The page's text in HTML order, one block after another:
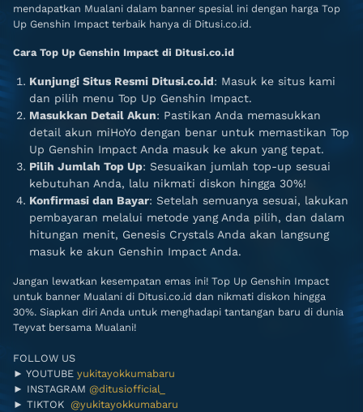
mendapatkan Mualani dalam banner spesial ini dengan harga Top
Up Genshin Impact terbaik hanya di Ditusi.co.id.
Cara Top Up Genshin Impact di Ditusi.co.id
Kunjungi Situs Resmi Ditusi.co.id: Masuk ke situs kami
dan pilih menu Top Up Genshin Impact.
Masukkan Detail Akun: Pastikan Anda memasukkan
detail akun miHoYo dengan benar untuk memastikan Top
Up Genshin Impact Anda masuk ke akun yang tepat.
Pilih Jumlah Top Up: Sesuaikan jumlah top-up sesuai
kebutuhan Anda, lalu nikmati diskon hingga 30%!
Konfirmasi dan Bayar: Setelah semuanya sesuai, lakukan
pembayaran melalui metode yang Anda pilih, dan dalam
hitungan menit, Genesis Crystals Anda akan langsung
masuk ke akun Genshin Impact Anda.
Jangan lewatkan kesempatan emas ini! Top Up Genshin Impact
untuk banner Mualani di Ditusi.co.id dan nikmati diskon hingga
30%. Siapkan diri Anda untuk menghadapi tantangan baru di dunia
Teyvat bersama Mualani!
FOLLOW US
► YOUTUBE yukitayokkumabaru
► INSTAGRAM @ditusiofficial_
► TIKTOK @yukitayokkumabaru